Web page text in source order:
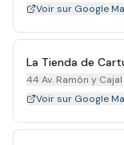
Voir sur Google
La Tienda de
44 Av. Ramón y
Voir sur Google